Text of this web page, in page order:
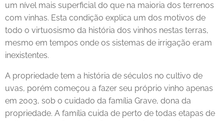
um nível mais superficial do que na maioria dos terrenos
com vinhas. Esta condição explica um dos motivos de
todo o virtuosismo da história dos vinhos nestas terras,
mesmo em tempos onde os sistemas de irrigação eram
inexistentes.
A propriedade tem a história de séculos no cultivo de
uvas, porém começou a fazer seu próprio vinho apenas
em 2003, sob o cuidado da família Grave, dona da
propriedade. A família cuida de perto de todas etapas de